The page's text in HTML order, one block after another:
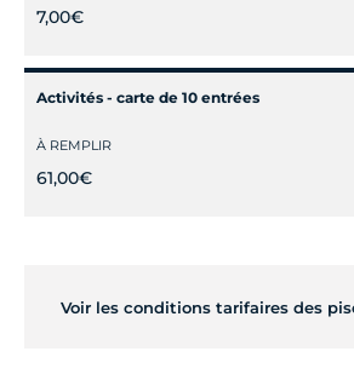
7,00€
Activités - carte de 10 entrées
À REMPLIR
61,00€
Voir les conditions tarifaires des